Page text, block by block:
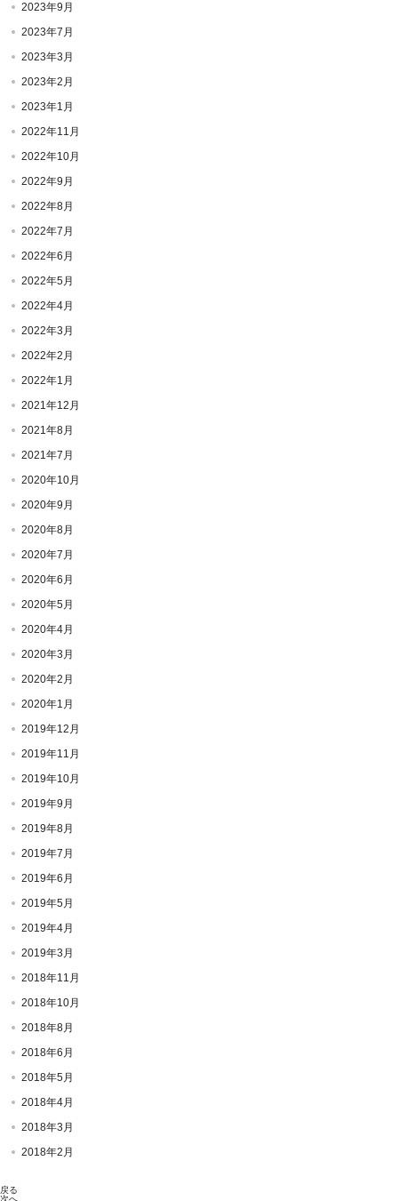
2023年9月
2023年7月
2023年3月
2023年2月
2023年1月
2022年11月
2022年10月
2022年9月
2022年8月
2022年7月
2022年6月
2022年5月
2022年4月
2022年3月
2022年2月
2022年1月
2021年12月
2021年8月
2021年7月
2020年10月
2020年9月
2020年8月
2020年7月
2020年6月
2020年5月
2020年4月
2020年3月
2020年2月
2020年1月
2019年12月
2019年11月
2019年10月
2019年9月
2019年8月
2019年7月
2019年6月
2019年5月
2019年4月
2019年3月
2018年11月
2018年10月
2018年8月
2018年6月
2018年5月
2018年4月
2018年3月
2018年2月
戻る